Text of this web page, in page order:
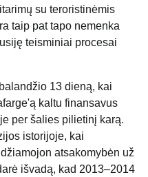
su teroristinėmis
taip pat tapo nemenka
teisminiai procesai
13 dieną, kai
kaltu finansavus
per šalies pilietinį karą.
istorijoje, kai
atsakomybėn už
išvadą, kad 2013–2014